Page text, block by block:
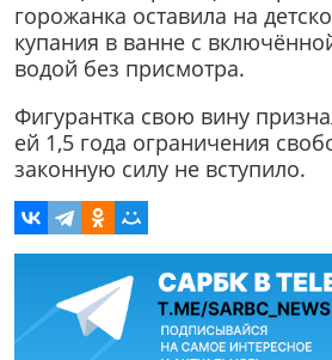
горожанка оставила на
купания в ванне с
водой без присмотра.
Фигурантка свою вину
ей 1,5 года ограничения
законную силу не вступило.